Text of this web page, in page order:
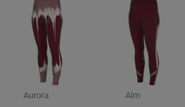
Aurora Aim